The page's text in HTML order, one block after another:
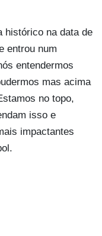
histórico na data de
entrou num
entendermos
mas acima
no topo,
isso e
impactantes